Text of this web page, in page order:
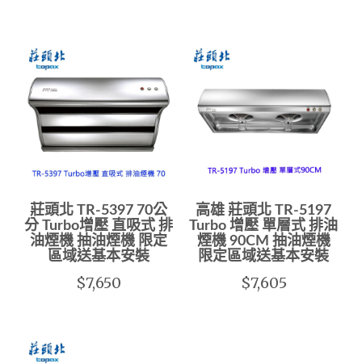
莊頭北 TR-5397 70公
分 Turbo增壓 直吸式 排
油煙機 抽油煙機 限定
區域送基本安裝
$7,650
高雄 莊頭北 TR-5197
Turbo 增壓 單層式 排油
煙機 90CM 抽油煙機
限定區域送基本安裝
$7,605